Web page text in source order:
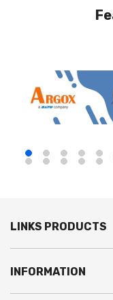
LINKS PRODUCTS
INFORMATION